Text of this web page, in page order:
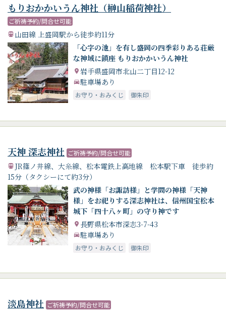
もりおかかいうん神社（榊山稲荷神社）
ご祈祷予約/問合せ可能
山田線 上盛岡駅から徒歩約11分
「心字の池」を有し盛岡の四季彩りある荘厳
な神域に鎮座 もりおかかいうん神社
岩手県盛岡市北山二丁目12-12
駐車場あり
お守り・おみくじ 御朱印
天神 深志神社 ご祈祷予約/問合せ可能
JR篠ノ井線、大糸線、松本電鉄上高地線 松本駅下車 徒歩約
15分（タクシーにて約3分）
武の神様「お諏訪様」と学問の神様「天神
様」をお祀りする深志神社は、信州国宝松本
城下「四十八ヶ町」の守り神です
長野県松本市深志3-7-43
駐車場あり
お守り・おみくじ 御朱印
淡島神社 ご祈祷予約/問合せ可能